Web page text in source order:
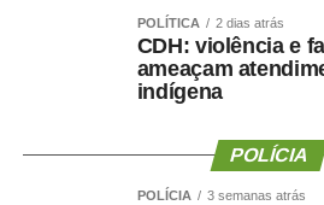
COMENTE ABAIXO:
WhatsApp
Facebook
Twitter
POLÍTICA 2 dias atrás
CDH: violência e
ameaçam
indígena
POLÍCIA
POLÍCIA 3 semanas atrás